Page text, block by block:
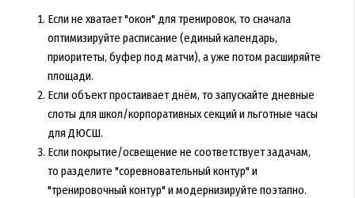
Если не хватает "окон" для тренировок, то сначала
оптимизируйте расписание (единый календарь,
приоритеты, буфер под матчи), а уже потом расширяйте
площади.
Если объект простаивает днём, то запускайте дневные
слоты для школ/корпоративных секций и льготные часы
для ДЮСШ.
Если покрытие/освещение не соответствует задачам,
то разделите "соревновательный контур" и
"тренировочный контур" и модернизируйте поэтапно.